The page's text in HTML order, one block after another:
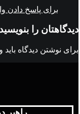
برای پاسخ دادن
دیدگاهتان را بنویسید
برای نوشتن دیدگاه باید